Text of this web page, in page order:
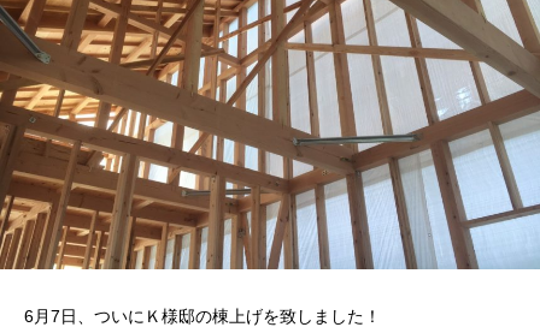
6月7日、ついにＫ様邸の棟上げを致しました！